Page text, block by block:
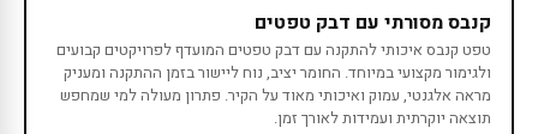
קנבס מסורתי עם דבק טפטים
טפט קנבס איכותי להתקנה עם דבק טפטים המועדף לפרויקטים קבועים
ולגימור מקצועי במיוחד. החומר יציב, נוח ליישור בזמן ההתקנה ומעניק
מראה אלגנטי, עמוק ואיכותי מאוד על הקיר. פתרון מעולה למי שמחפש
תוצאה יוקרתית ועמידות לאורך זמן.